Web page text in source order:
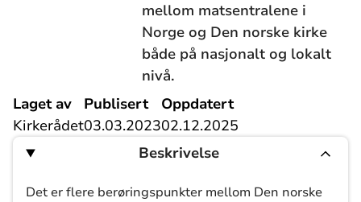
mellom matsentralene i
Norge og Den norske kirke
både på nasjonalt og lokalt
nivå.
Laget av
Kirkerådet
Publisert
03.03.2023
Oppdatert
02.12.2025
Beskrivelse
Det er flere berøringspunkter mellom Den norske